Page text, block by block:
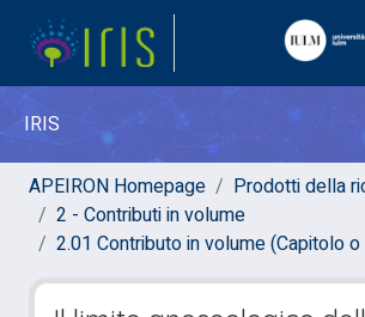
IRIS
APEIRON Homepage
Prodotti della
2 - Contributi in volume
2.01 Contributo in volume (Capitolo